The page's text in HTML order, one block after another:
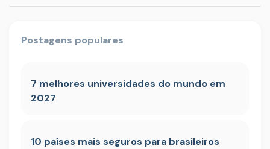
Postagens populares
7 melhores universidades do mundo em
2027
10 países mais seguros para brasileiros